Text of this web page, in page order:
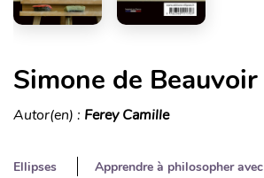
Simone de Beauvoir
Autor(en) : Ferey Camille
Ellipses
Apprendre à philosopher avec